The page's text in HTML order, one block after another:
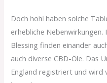
Doch hohl haben solche
erhebliche
Blessing finden einander
auch diverse CBD-Öle. Das
England registriert und wird